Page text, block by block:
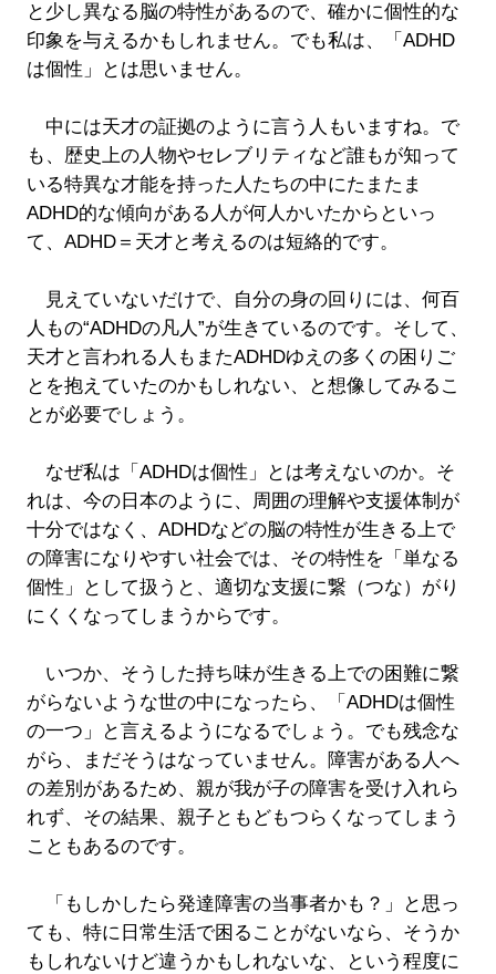
と少し異なる脳の特性があるので、確かに個性的な
印象を与えるかもしれません。でも私は、「ADHD
は個性」とは思いません。
中には天才の証拠のように言う人もいますね。で
も、歴史上の人物やセレブリティなど誰もが知って
いる特異な才能を持った人たちの中にたまたま
ADHD的な傾向がある人が何人かいたからといっ
て、ADHD＝天才と考えるのは短絡的です。
見えていないだけで、自分の身の回りには、何百
人もの“ADHDの凡人”が生きているのです。そして、
天才と言われる人もまたADHDゆえの多くの困りご
とを抱えていたのかもしれない、と想像してみるこ
とが必要でしょう。
なぜ私は「ADHDは個性」とは考えないのか。そ
れは、今の日本のように、周囲の理解や支援体制が
十分ではなく、ADHDなどの脳の特性が生きる上で
の障害になりやすい社会では、その特性を「単なる
個性」として扱うと、適切な支援に繋（つな）がり
にくくなってしまうからです。
いつか、そうした持ち味が生きる上での困難に繋
がらないような世の中になったら、「ADHDは個性
の一つ」と言えるようになるでしょう。でも残念な
がら、まだそうはなっていません。障害がある人へ
の差別があるため、親が我が子の障害を受け入れら
れず、その結果、親子ともどもつらくなってしまう
こともあるのです。
「もしかしたら発達障害の当事者かも？」と思っ
ても、特に日常生活で困ることがないなら、そうか
もしれないけど違うかもしれないな、という程度に